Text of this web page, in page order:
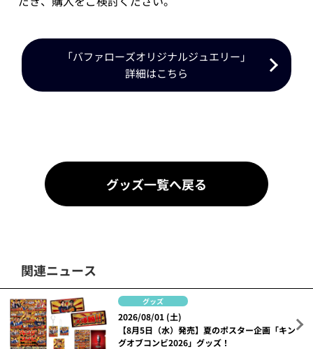
「バファローズオリジナルジュエリー」
詳細はこちら
グッズ一覧へ戻る
関連ニュース
グッズ
2026/08/01 (土)
【8月5日（水）発売】夏のポスター企画「キン
グオブコンビ2026」グッズ！